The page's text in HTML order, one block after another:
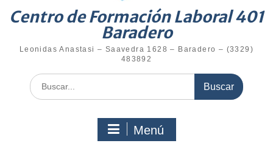
Centro de Formación Laboral 401
Baradero
Leonidas Anastasi – Saavedra 1628 – Baradero – (3329)
483892
Buscar:
Menú